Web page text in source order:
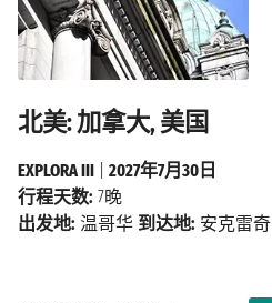
北美: 加拿大, 美国
EXPLORA III
2027年7月30日
行程天数: 7晚
出发地: 温哥华 到达地: 安克雷奇